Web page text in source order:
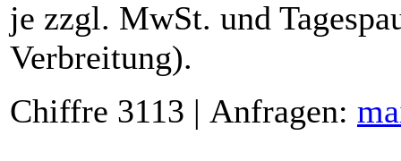
je zzgl. MwSt. und
Verbreitung).
Chiffre 3113 | Anfragen: